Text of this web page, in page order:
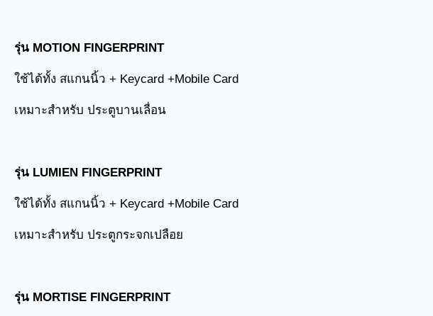
รุ่น MOTION FINGERPRINT
ใช้ได้ทั้ง สแกนนิ้ว + Keycard +Mobile Card
เหมาะสำหรับ ประตูบานเลื่อน
รุ่น LUMIEN FINGERPRINT
ใช้ได้ทั้ง สแกนนิ้ว + Keycard +Mobile Card
เหมาะสำหรับ ประตูกระจกเปลือย
รุ่น MORTISE FINGERPRINT